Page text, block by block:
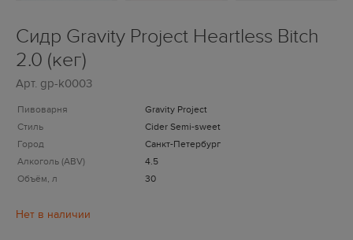
Сидр Gravity Project Heartless Bitch
2.0 (кег)
Арт. gp-k0003
Пивоварня
Gravity Project
Стиль
Cider Semi-sweet
Город
Санкт-Петербург
Алкоголь (ABV)
4.5
Объём, л
30